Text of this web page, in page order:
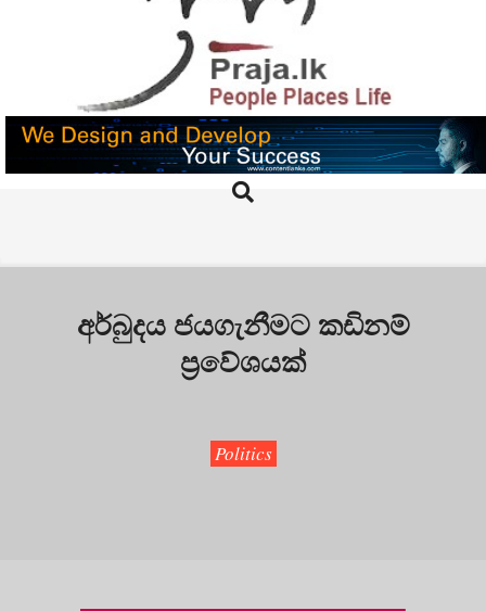
PRAJA.LK
Search
අර්බුදය ජයගැනීමට කඩිනම්
ප්‍රවේශයක්
Politics